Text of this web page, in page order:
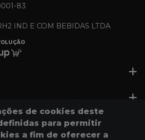
83
IND E COM BEBIDAS LTDA
de cookies deste
para permitir
a fim de oferecer a